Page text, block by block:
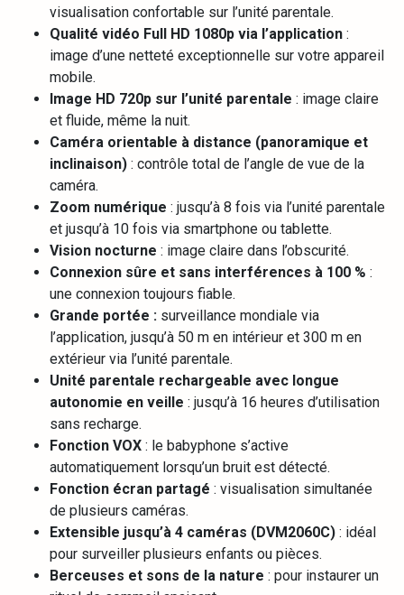
visualisation confortable sur l’unité parentale.
Qualité vidéo Full HD 1080p via l’application :
image d’une netteté exceptionnelle sur votre appareil
mobile.
Image HD 720p sur l’unité parentale : image claire
et fluide, même la nuit.
Caméra orientable à distance (panoramique et
inclinaison) : contrôle total de l’angle de vue de la
caméra.
Zoom numérique : jusqu’à 8 fois via l’unité parentale
et jusqu’à 10 fois via smartphone ou tablette.
Vision nocturne : image claire dans l’obscurité.
Connexion sûre et sans interférences à 100 % :
une connexion toujours fiable.
Grande portée : surveillance mondiale via
l’application, jusqu’à 50 m en intérieur et 300 m en
extérieur via l’unité parentale.
Unité parentale rechargeable avec longue
autonomie en veille : jusqu’à 16 heures d’utilisation
sans recharge.
Fonction VOX : le babyphone s’active
automatiquement lorsqu’un bruit est détecté.
Fonction écran partagé : visualisation simultanée
de plusieurs caméras.
Extensible jusqu’à 4 caméras (DVM2060C) : idéal
pour surveiller plusieurs enfants ou pièces.
Berceuses et sons de la nature : pour instaurer un